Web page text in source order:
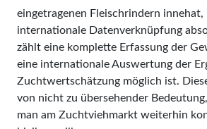
eingetragenen Fleischrindern innehat,
internationale Datenverknüpfung
zählt eine komplette Erfassung der
eine internationale Auswertung der
Zuchtwertschätzung möglich ist.
von nicht zu übersehender
man am Zuchtviehmarkt weiterhin